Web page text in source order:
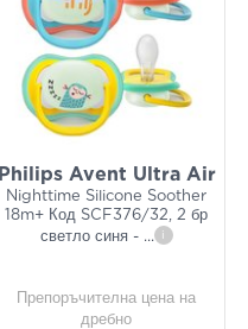
Philips Avent Ultra Air
Nighttime Silicone Soother
18m+ Код SCF376/32, 2 бр
светло синя - ... i
Препоръчителна цена на
дребно